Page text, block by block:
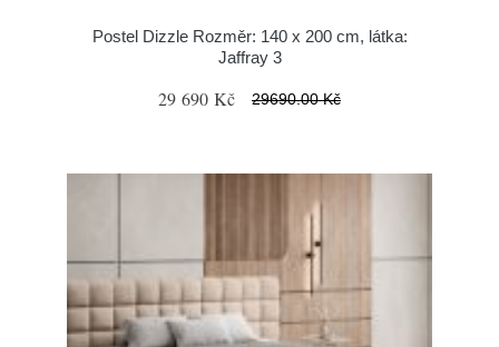
Postel Dizzle Rozměr: 140 x 200 cm, látka:
Jaffray 3
29 690 Kč 29690.00 Kč